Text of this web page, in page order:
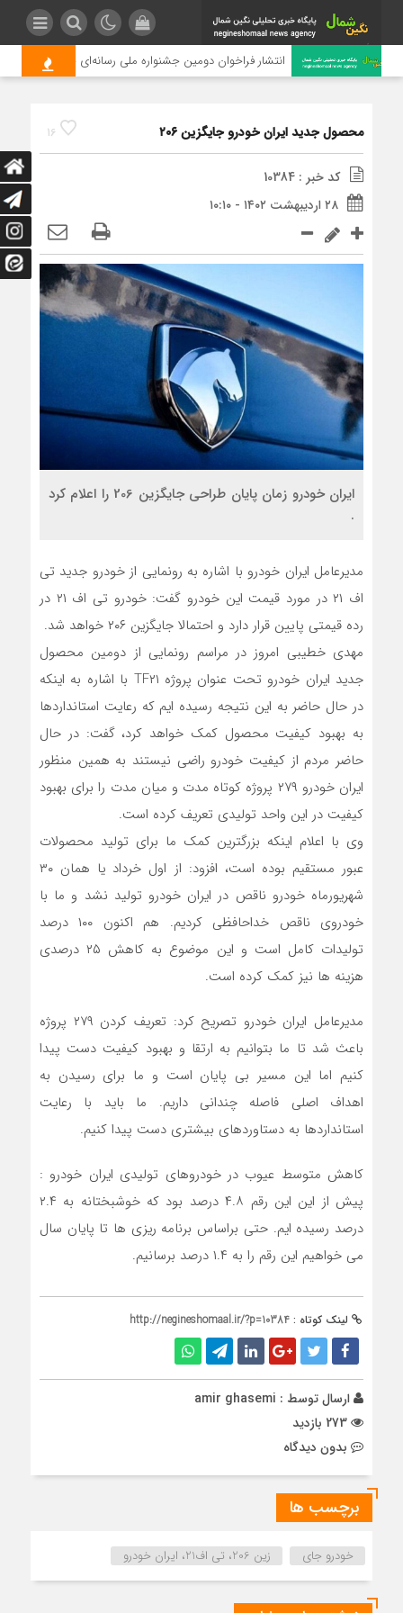
انتشار فراخوان دومین جشنواره ملی رسانه‌ای چای
16 محصول جدید ایران خودرو جایگزین ۲۰۶
کد خبر : 10384
۲۸ اردیبهشت ۱۴۰۲ - ۱۰:۱۰
ایران خودرو زمان پایان طراحی جایگزین 206 را اعلام کرد
.
مدیرعامل ایران خودرو با اشاره به رونمایی از خودرو جدید تی
اف ۲۱ در مورد قیمت این خودرو گفت: خودرو تی اف ۲۱ در
رده قیمتی پایین قرار دارد و احتمالا جایگزین ۲۰۶ خواهد شد.
مهدی خطیبی امروز در مراسم رونمایی از دومین محصول
جدید ایران خودرو تحت عنوان پروژه TF۲۱ با اشاره به اینکه
در حال حاضر به این نتیجه رسیده ایم که رعایت استانداردها
به بهبود کیفیت محصول کمک خواهد کرد، گفت: در حال
حاضر مردم از کیفیت خودرو راضی نیستند به همین منظور
ایران خودرو ۲۷۹ پروژه کوتاه مدت و میان مدت را برای بهبود
کیفیت در این واحد تولیدی تعریف کرده است.
وی با اعلام اینکه بزرگترین کمک ما برای تولید محصولات
عبور مستقیم بوده است، افزود: از اول خرداد یا همان ۳۰
شهریورماه خودرو ناقص در ایران خودرو تولید نشد و ما با
خودروی ناقص خداحافظی کردیم. هم اکنون ۱۰۰ درصد
تولیدات کامل است و این موضوع به کاهش ۲۵ درصدی
هزینه ها نیز کمک کرده است.
مدیرعامل ایران خودرو تصریح کرد: تعریف کردن ۲۷۹ پروژه
باعث شد تا ما بتوانیم به ارتقا و بهبود کیفیت دست پیدا
کنیم اما این مسیر بی پایان است و ما برای رسیدن به
اهداف اصلی فاصله چندانی داریم. ما باید با رعایت
استانداردها به دستاوردهای بیشتری دست پیدا کنیم.
کاهش متوسط عیوب در خودروهای تولیدی ایران خودرو :
پیش از این این رقم ۴.۸ درصد بود که خوشبختانه به ۲.۴
درصد رسیده ایم. حتی براساس برنامه ریزی ها تا پایان سال
می خواهیم این رقم را به ۱.۴ درصد برسانیم.
لینک کوتاه : http://negineshomaal.ir/?p=10384
ارسال توسط : amir ghasemi
بدون دیدگاه
برچسب ها
خودرو جای زین 206، تی اف21، ایران خودرو